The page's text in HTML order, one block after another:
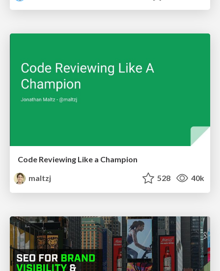
Code Reviewing Like a Champion
maltzj
528 40k